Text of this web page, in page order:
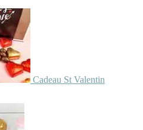
Cadeau St Valentin